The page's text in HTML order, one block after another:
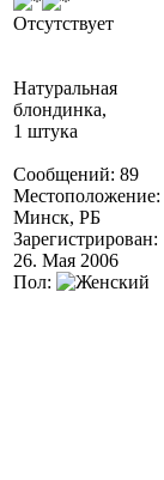
Отсутствует
Натуральная
блондинка,
1 штука
Сообщений: 89
Местоположение:
Минск, РБ
Зарегистрирован:
26. Мая 2006
Пол: